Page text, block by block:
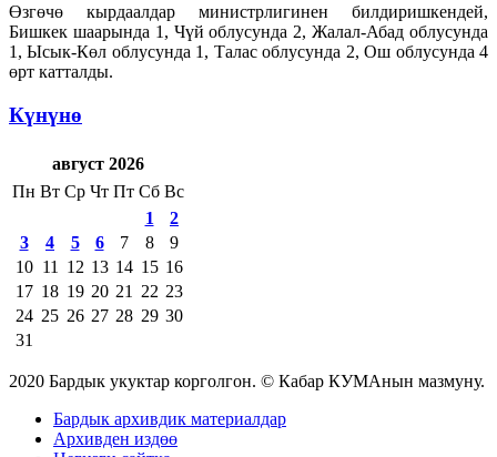
Өзгөчө кырдаалдар министрлигинен билдиришкендей,
Бишкек шаарында 1, Чүй облусунда 2, Жалал-Абад облусунда
1, Ысык-Көл облусунда 1, Талас облусунда 2, Ош облусунда 4
өрт катталды.
Күнүнө
август 2026
Пн Вт Ср Чт Пт Сб Вс
1
2
3
4 5 6 7 8
9
10 11 12 13 14 15 16
17 18 19 20 21 22 23
24 25 26 27 28 29 30
31
2020 Бардык укуктар корголгон. © Кабар КУМАнын мазмуну.
Бардык архивдик материалдар
Архивден издөө